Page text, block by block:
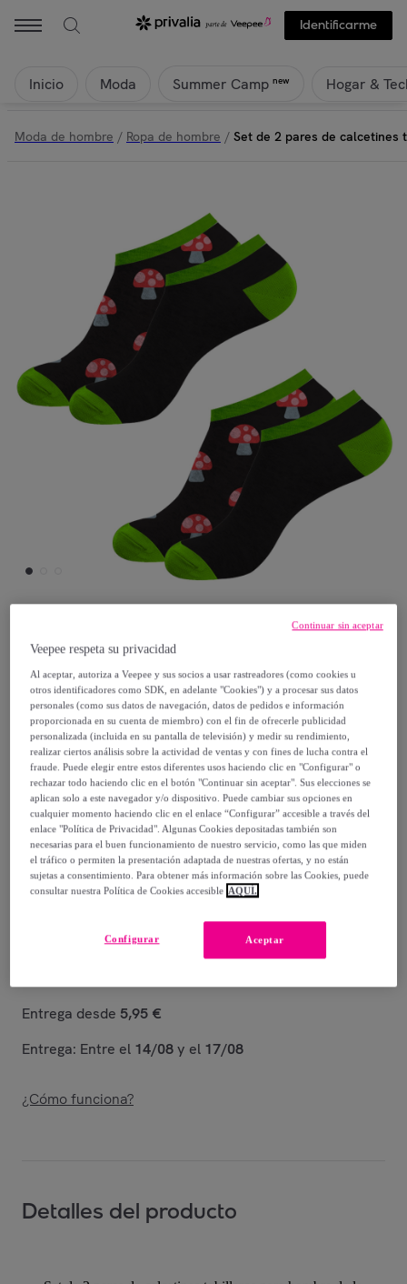
Identificarme
Inicio Moda Summer Camp new Hogar &
Moda de hombre / Ropa de hombre / Set de 2 pares de calcetines
Crazy Boxer
Set de 2 pares de calcetines tobilleros
modelo Mushroom
Modelo: 43-46
5,49 €
9,99 €
-45%
Vendido porDiempi
Entrega desde 5,95 €
Entrega: Entre el 14/08y el 17/08
¿Cómo funciona?
Detalles del producto
Veepee respeta su privacidad
Al aceptar, autoriza a Veepee y sus socios a usar rastreadores (como cookies u
otros identificadores como SDK, en adelante "Cookies") y a procesar sus datos
personales (como sus datos de navegación, datos de pedidos e información
proporcionada en su cuenta de miembro) con el fin de ofrecerle publicidad
personalizada (incluida en su pantalla de televisión) y medir su rendimiento,
realizar ciertos análisis sobre la actividad de ventas y con fines de lucha contra el
fraude. Puede elegir entre estos diferentes usos haciendo clic en "Configurar" o
rechazar todo haciendo clic en el botón "Continuar sin aceptar". Sus elecciones se
aplican solo a este navegador y/o dispositivo. Puede cambiar sus opciones en
cualquier momento haciendo clic en el enlace “Configurar” accesible a través del
enlace "Política de Privacidad". Algunas Cookies depositadas también son
necesarias para el buen funcionamiento de nuestro servicio, como las que miden
el tráfico o permiten la presentación adaptada de nuestras ofertas, y no están
sujetas a consentimiento. Para obtener más información sobre las Cookies, puede
consultar nuestra Política de Cookies accesible AQUÍ.
Aceptar
Configurar
Continuar sin aceptar